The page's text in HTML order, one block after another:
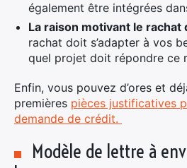
également être intégrées
La raison motivant le rachat
rachat doit s’adapter à vos
quel projet doit répondre ce
Enfin, vous pouvez d’ores et
premières pièces justificatives
demande de crédit.
Modèle de lettre à